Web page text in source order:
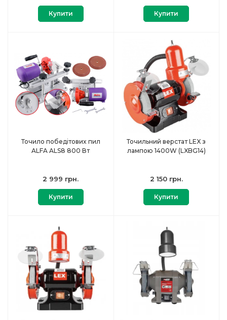
Купити Купити
Точило победітових пил
ALFA ALS8 800 Вт
2 999 грн.
Купити
Точильний верстат LEX з
лампою 1400W (LXBG14)
2 150 грн.
Купити